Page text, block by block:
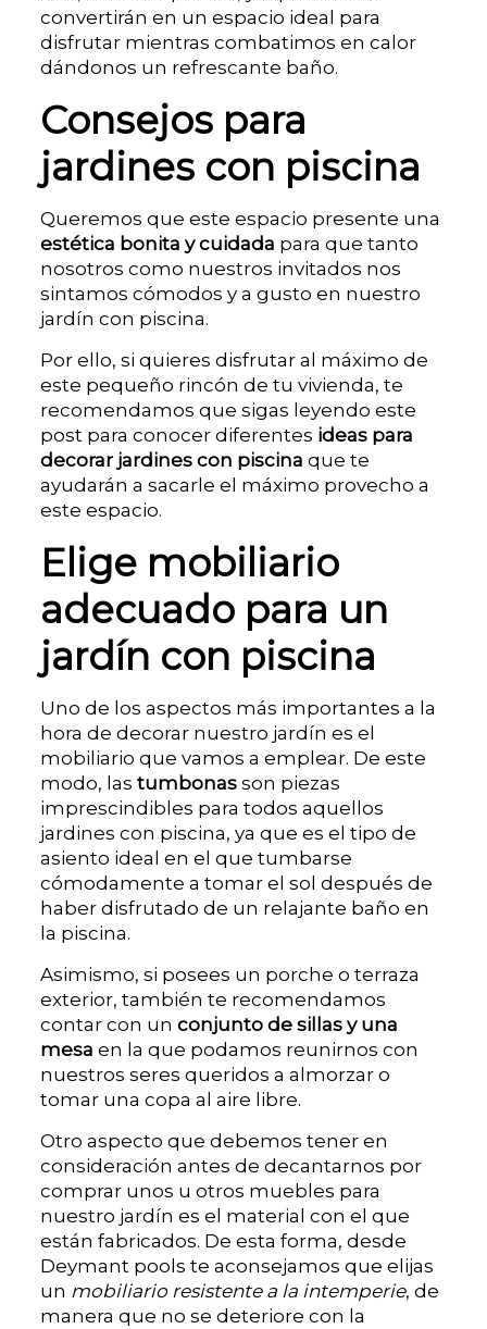
convertirán en un espacio ideal para
disfrutar mientras combatimos en calor
dándonos un refrescante baño.
Consejos para
jardines con piscina
Queremos que este espacio presente una
estética bonita y cuidada para que tanto
nosotros como nuestros invitados nos
sintamos cómodos y a gusto en nuestro
jardín con piscina.
Por ello, si quieres disfrutar al máximo de
este pequeño rincón de tu vivienda, te
recomendamos que sigas leyendo este
post para conocer diferentes ideas para
decorar jardines con piscina que te
ayudarán a sacarle el máximo provecho a
este espacio.
Elige mobiliario
adecuado para un
jardín con piscina
Uno de los aspectos más importantes a la
hora de decorar nuestro jardín es el
mobiliario que vamos a emplear. De este
modo, las tumbonasson piezas
imprescindibles para todos aquellos
jardines con piscina, ya que es el tipo de
asiento ideal en el que tumbarse
cómodamente a tomar el sol después de
haber disfrutado de un relajante baño en
la piscina.
Asimismo, si posees un porche o terraza
exterior, también te recomendamos
contar con un conjunto de sillas y una
mesa en la que podamos reunirnos con
nuestros seres queridos a almorzar o
tomar una copa al aire libre.
Otro aspecto que debemos tener en
consideración antes de decantarnos por
comprar unos u otros muebles para
nuestro jardín es el material con el que
están fabricados. De esta forma, desde
Deymant pools te aconsejamos que elijas
un mobiliario resistente a la intemperie, de
manera que no se deteriore con la